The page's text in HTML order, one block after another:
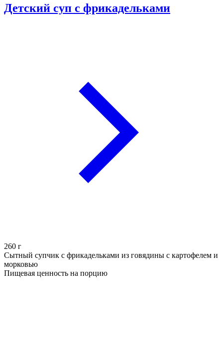
Детский суп с фрикадельками
260 г
Сытный супчик с фрикадельками из говядины с картофелем и
морковью
Пищевая ценность на порцию